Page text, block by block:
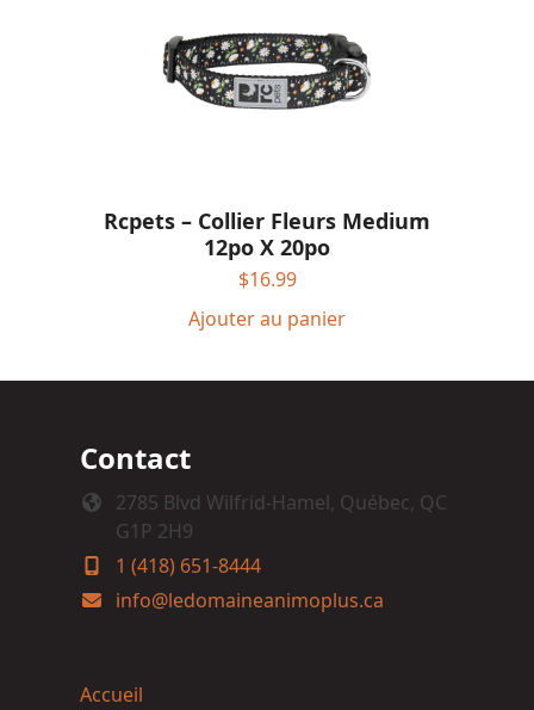
Rcpets – Collier Fleurs Medium
12po X 20po
$16.99
Ajouter au panier
Contact
2785 Blvd Wilfrid-Hamel, Québec, QC
G1P 2H9
1 (418) 651-8444
info@ledomaineanimoplus.ca
Accueil